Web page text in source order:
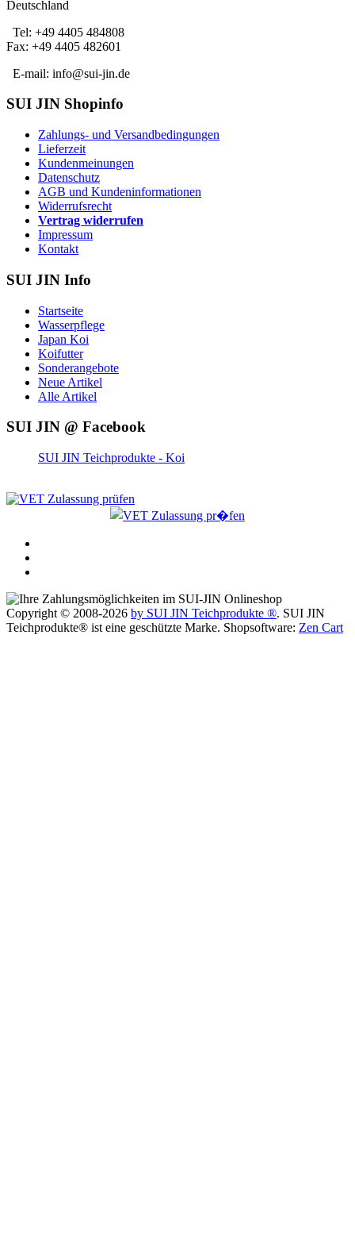
Deutschland
Tel: +49 4405 484808
Fax: +49 4405 482601
E-mail: info@sui-jin.de
SUI JIN Shopinfo
Zahlungs- und Versandbedingungen
Lieferzeit
Kundenmeinungen
Datenschutz
AGB und Kundeninformationen
Widerrufsrecht
Vertrag widerrufen
Impressum
Kontakt
SUI JIN Info
Startseite
Wasserpflege
Japan Koi
Koifutter
Sonderangebote
Neue Artikel
Alle Artikel
SUI JIN @ Facebook
SUI JIN Teichprodukte - Koi
Copyright © 2008-2026 by SUI JIN Teichprodukte ®. SUI JIN
Teichprodukte® ist eine geschützte Marke. Shopsoftware: Zen Cart